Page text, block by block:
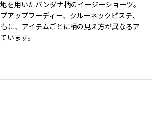
を用いたバンダナ柄のイージーショーツ。
アップフーディー、クルーネックピステ、
に、アイテムごとに柄の見え方が異なるア
います。